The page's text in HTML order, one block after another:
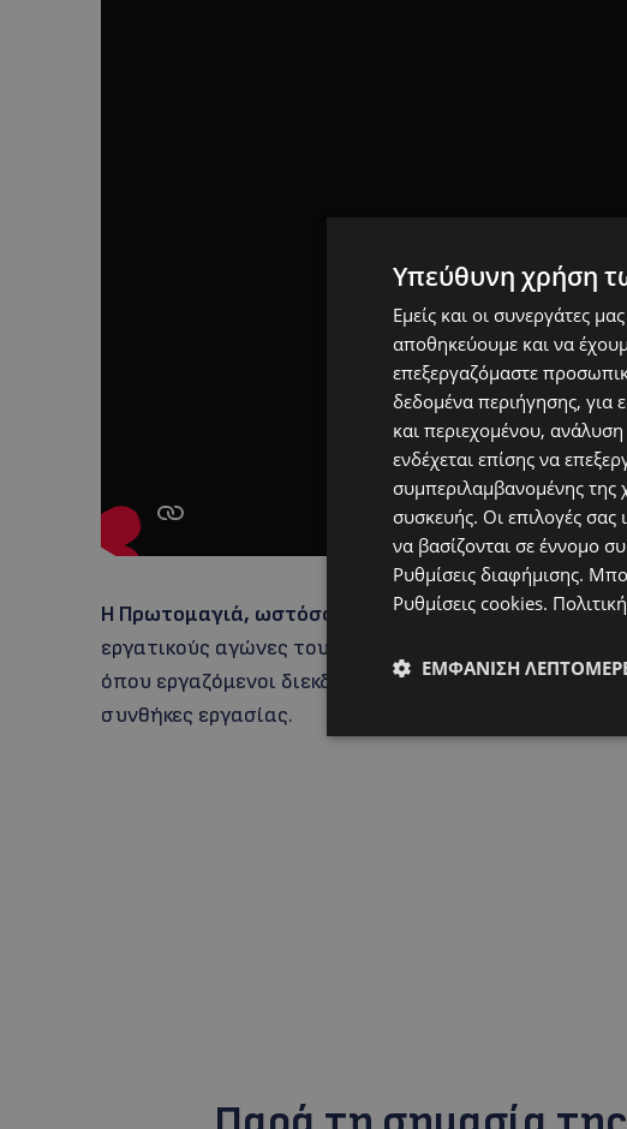
Η Πρωτομαγιά, ωστόσο, δεν είναι μια τυχαία ημέρα.
εργατικούς αγώνες του 19ου αιώνα, με κορυφαίο
όπου εργαζόμενοι διεκδίκησαν βασικά δικαιώματα,
συνθήκες εργασίας.
Υπεύθυνη χρήση
Εμείς και οι συνεργάτες
αποθηκεύουμε και να
επεξεργαζόμαστε
δεδομένα περιήγησης, για
και περιεχομένου,
ενδέχεται επίσης να
συμπεριλαμβανομένης της
συσκευής. Οι επιλογές
να βασίζονται σε έννομο
Ρυθμίσεις διαφήμισης.
Ρυθμίσεις cookies.
ΕΜΦΆΝΙΣΗ